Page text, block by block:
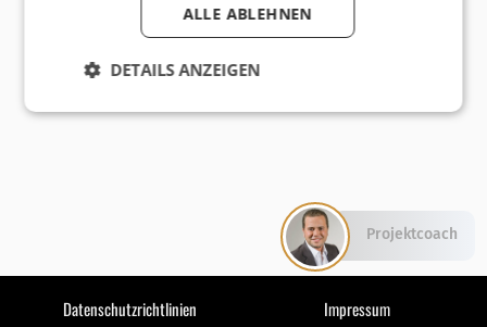
Datenschutzrichtlinien Impressum
ALLE ABLEHNEN
DETAILS ANZEIGEN
Projektcoach